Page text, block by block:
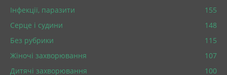
Інфекції, паразити
155
Серце і судини
148
Без рубрики
115
Жіночі захворювання
107
Дитячі захворювання
100